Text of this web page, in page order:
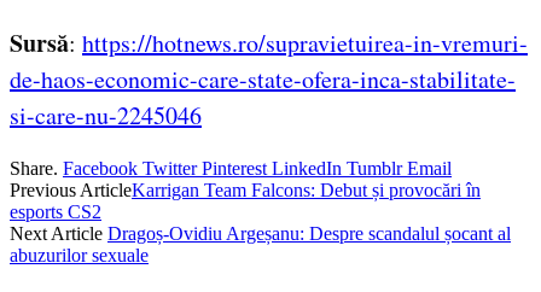
Sursă: https://hotnews.ro/supravietuirea-in-vremuri-
de-haos-economic-care-state-ofera-inca-stabilitate-
si-care-nu-2245046
Share. Facebook Twitter Pinterest LinkedIn Tumblr Email
Previous ArticleKarrigan Team Falcons: Debut și provocări în
esports CS2
Next Article Dragoș-Ovidiu Argeșanu: Despre scandalul șocant al
abuzurilor sexuale